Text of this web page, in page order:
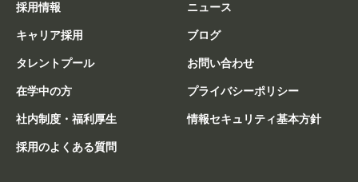
採用情報
キャリア採用
タレントプール
在学中の方
社内制度・福利厚生
採用のよくある質問
ニュース
ブログ
お問い合わせ
プライバシーポリシー
情報セキュリティ基本方針